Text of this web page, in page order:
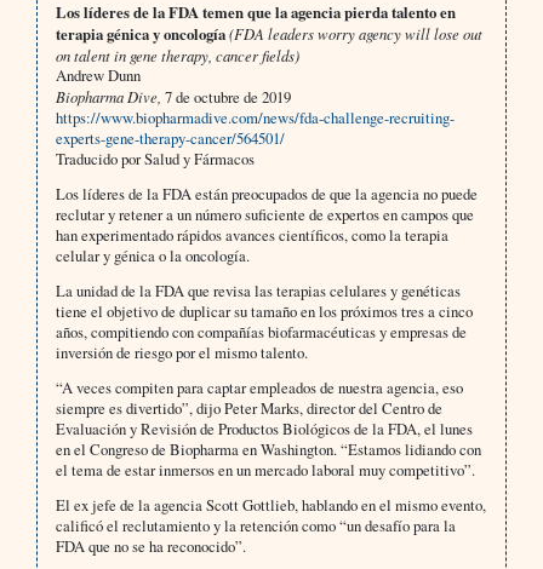
Los líderes de la FDA temen que la agencia pierda talento en
terapia génica y oncología(FDA leaders worry agency will lose out
on talent in gene therapy, cancer fields)
Andrew Dunn
Biopharma Dive, 7 de octubre de 2019
https://www.biopharmadive.com/news/fda-challenge-recruiting-
experts-gene-therapy-cancer/564501/
Traducido por Salud y Fármacos
Los líderes de la FDA están preocupados de que la agencia no puede
reclutar y retener a un número suficiente de expertos en campos que
han experimentado rápidos avances científicos, como la terapia
celular y génica o la oncología.
La unidad de la FDA que revisa las terapias celulares y genéticas
tiene el objetivo de duplicar su tamaño en los próximos tres a cinco
años, compitiendo con compañías biofarmacéuticas y empresas de
inversión de riesgo por el mismo talento.
“A veces compiten para captar empleados de nuestra agencia, eso
siempre es divertido”, dijo Peter Marks, director del Centro de
Evaluación y Revisión de Productos Biológicos de la FDA, el lunes
en el Congreso de Biopharma en Washington. “Estamos lidiando con
el tema de estar inmersos en un mercado laboral muy competitivo”.
El ex jefe de la agencia Scott Gottlieb, hablando en el mismo evento,
calificó el reclutamiento y la retención como “un desafío para la
FDA que no se ha reconocido”.